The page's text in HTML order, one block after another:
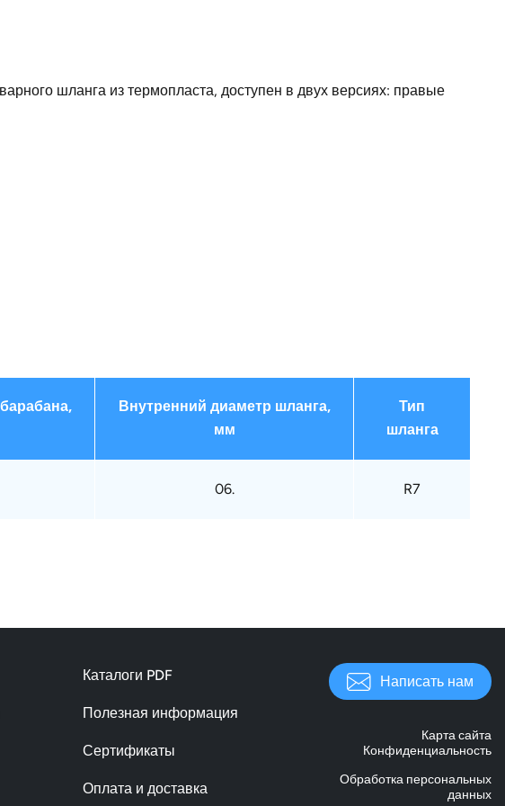
шланга из термопласта, доступен в двух версиях: правые
Внутренний диаметр шланга,
мм
Тип
шланга
06. R7
Каталоги PDF
Полезная информация
Сертификаты
Оплата и доставка
Написать нам
Карта сайта
Конфиденциальность
Обработка персональных
данных